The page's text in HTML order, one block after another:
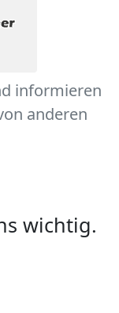
informieren
anderen
wichtig.